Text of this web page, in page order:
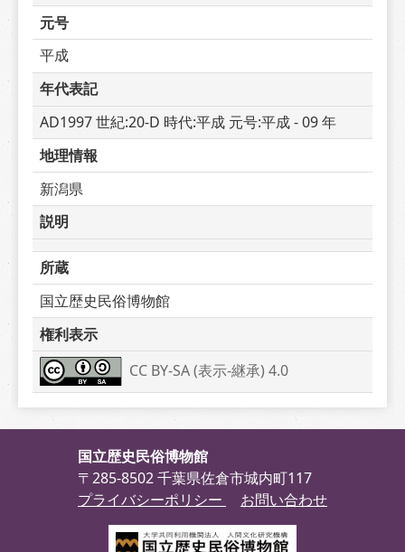
元号
平成
年代表記
AD1997 世紀:20-D 時代:平成 元号:平成 - 09 年
地理情報
新潟県
説明
所蔵
国立歴史民俗博物館
権利表示
CC BY-SA (表示-継承) 4.0
国立歴史民俗博物館
〒285-8502 千葉県佐倉市城内町117
プライバシーポリシー
お問い合わせ